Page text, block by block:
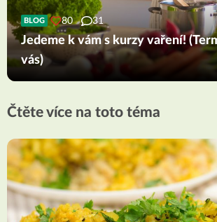
BLOG 80 31
Jedeme k vám s kurzy vaření!
vás)
Čtěte více na toto téma